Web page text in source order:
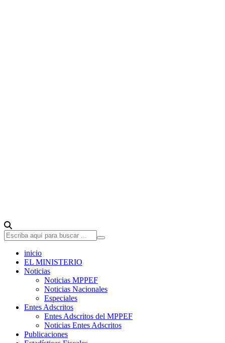
inicio
EL MINISTERIO
Noticias
Noticias MPPEF
Noticias Nacionales
Especiales
Entes Adscritos
Entes Adscritos del MPPEF
Noticias Entes Adscritos
Publicaciones